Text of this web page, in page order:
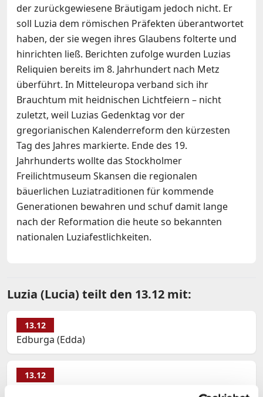
der zurückgewiesene Bräutigam jedoch nicht. Er
soll Luzia dem römischen Präfekten überantwortet
haben, der sie wegen ihres Glaubens folterte und
hinrichten ließ. Berichten zufolge wurden Luzias
Reliquien bereits im 8. Jahrhundert nach Metz
überführt. In Mitteleuropa verband sich ihr
Brauchtum mit heidnischen Lichtfeiern – nicht
zuletzt, weil Luzias Gedenktag vor der
gregorianischen Kalenderreform den kürzesten
Tag des Jahres markierte. Ende des 19.
Jahrhunderts wollte das Stockholmer
Freilichtmuseum Skansen die regionalen
bäuerlichen Luziatraditionen für kommende
Generationen bewahren und schuf damit lange
nach der Reformation die heute so bekannten
nationalen Luziafestlichkeiten.
Luzia (Lucia) teilt den 13.12 mit:
13.12
Edburga (Edda)
13.12